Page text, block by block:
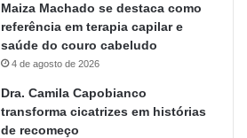
Maiza Machado se destaca como
referência em terapia capilar e
saúde do couro cabeludo
4 de agosto de 2026
Dra. Camila Capobianco
transforma cicatrizes em histórias
de recomeço